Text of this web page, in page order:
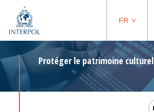
FR
Protéger le patrimoine culturel